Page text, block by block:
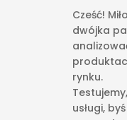
Cześć!
dwójka
rynku.
usługi,